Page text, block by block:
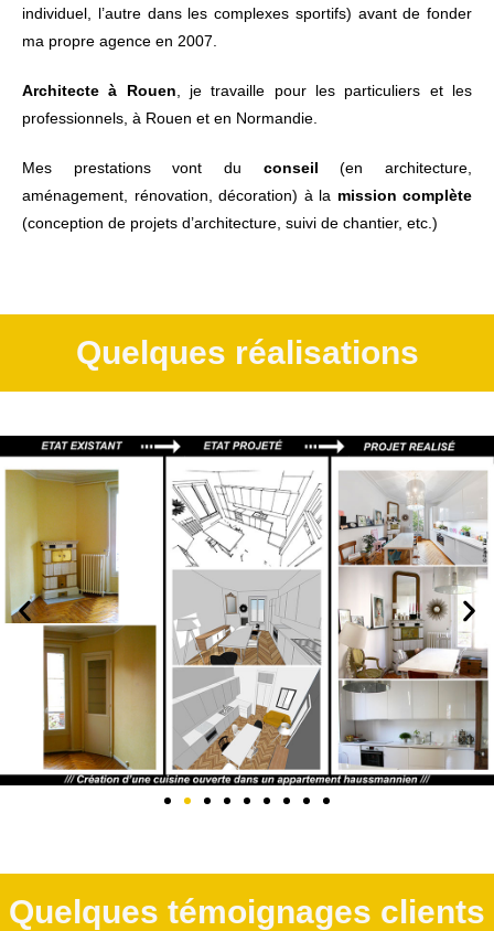
individuel, l’autre dans les complexes sportifs) avant de fonder
ma propre agence en 2007.
Architecte à Rouen , je travaille pour les particuliers et les
professionnels, à Rouen et en Normandie.
Mes prestations vont du conseil (en architecture,
aménagement, rénovation, décoration) à la mission complète
(conception de projets d’architecture, suivi de chantier, etc.)
Quelques réalisations
Quelques témoignages clients